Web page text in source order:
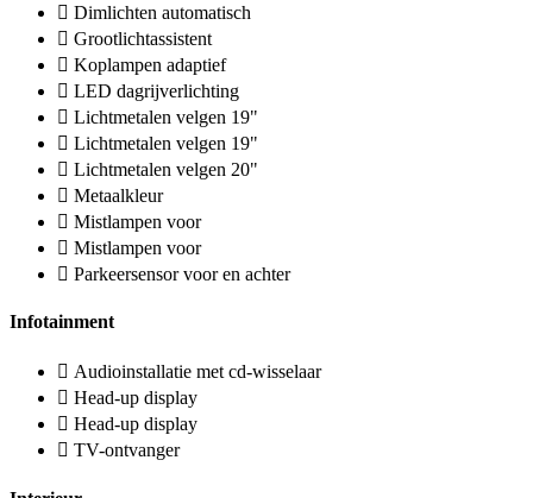
Dimlichten automatisch
Grootlichtassistent
Koplampen adaptief
LED dagrijverlichting
Lichtmetalen velgen 19"
Lichtmetalen velgen 19"
Lichtmetalen velgen 20"
Metaalkleur
Mistlampen voor
Mistlampen voor
Parkeersensor voor en achter
Infotainment
Audioinstallatie met cd-wisselaar
Head-up display
Head-up display
TV-ontvanger